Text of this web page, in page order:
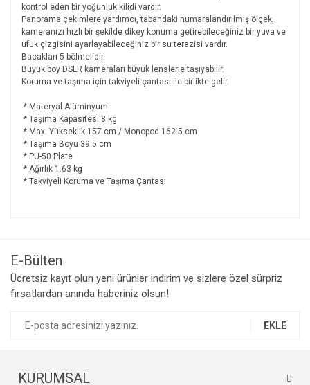
kontrol eden bir yoğunluk kilidi vardır.
Panorama çekimlere yardımcı, tabandaki numaralandırılmış ölçek,
kameranızı hızlı bir şekilde dikey konuma getirebileceğiniz bir yuva ve
ufuk çizgisini ayarlayabileceğiniz bir su terazisi vardır.
Bacakları 5 bölmelidir.
Büyük boy DSLR kameraları büyük lenslerle taşıyabilir.
Koruma ve taşıma için takviyeli çantası ile birlikte gelir.
* Materyal Alüminyum
* Taşıma Kapasitesi 8 kg
* Max. Yükseklik 157 cm / Monopod 162.5 cm
* Taşıma Boyu 39.5 cm
* PU-50 Plate
* Ağırlık 1.63 kg
* Takviyeli Koruma ve Taşıma Çantası
Ürün resmi kalitesiz, bozuk veya görüntülenemiyor.
Ürün açıklamasında eksik bilgiler bulunuyor.
E-Bülten
Ücretsiz kayıt olun yeni ürünler indirim ve sizlere özel sürpriz
fırsatlardan anında haberiniz olsun!
EKLE
KURUMSAL